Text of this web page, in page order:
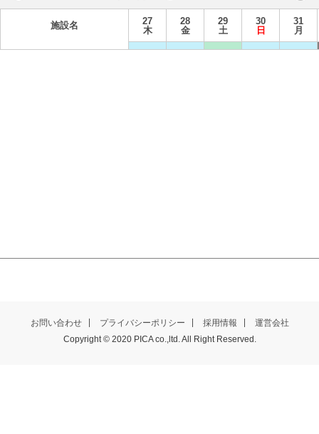
施設名
27
木
28
金
29
土
30
日
31
月
お問い合わせ プライバシーポリシー 採用情報 運営会社
Copyright © 2020 PICA co.,ltd. All Right Reserved.